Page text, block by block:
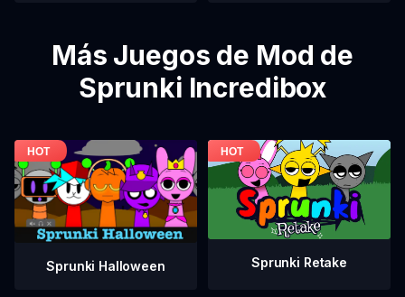
Más Juegos de Mod de
Sprunki Incredibox
Sprunki Halloween Sprunki Retake